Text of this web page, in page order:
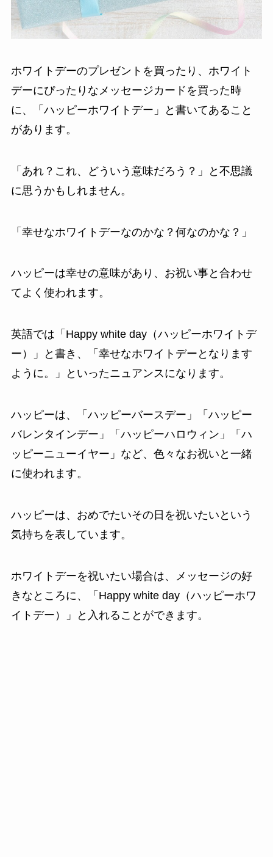
ホワイトデーのプレゼントを買ったり、ホワイト
デーにぴったりなメッセージカードを買った時
に、「ハッピーホワイトデー」と書いてあること
があります。
「あれ？これ、どういう意味だろう？」と不思議
に思うかもしれません。
「幸せなホワイトデーなのかな？何なのかな？」
ハッピーは幸せの意味があり、お祝い事と合わせ
てよく使われます。
英語では「Happy white day（ハッピーホワイトデ
ー）」と書き、「幸せなホワイトデーとなります
ように。」といったニュアンスになります。
ハッピーは、「ハッピーバースデー」「ハッピー
バレンタインデー」「ハッピーハロウィン」「ハ
ッピーニューイヤー」など、色々なお祝いと一緒
に使われます。
ハッピーは、おめでたいその日を祝いたいという
気持ちを表しています。
ホワイトデーを祝いたい場合は、メッセージの好
きなところに、「Happy white day（ハッピーホワ
イトデー）」と入れることができます。